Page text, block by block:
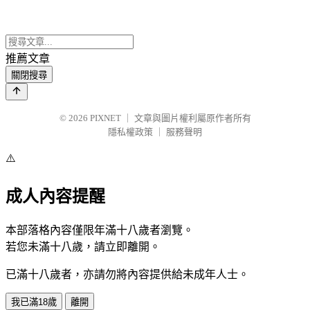
推薦文章
關閉搜尋
© 2026 PIXNET
文章與圖片權利屬原作者所有
隱私權政策
服務聲明
⚠️
成人內容提醒
本部落格內容僅限年滿十八歲者瀏覽。
若您未滿十八歲，請立即離開。
已滿十八歲者，亦請勿將內容提供給未成年人士。
我已滿18歲 離開